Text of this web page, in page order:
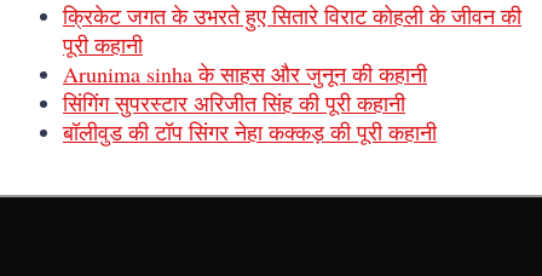
क्रिकेट जगत के उभरते हुए सितारे विराट कोहली के जीवन की
पूरी कहानी
Arunima sinha के साहस और जुनून की कहानी
सिंगिंग सुपरस्टार अरिजीत सिंह की पूरी कहानी
बॉलीवुड की टॉप सिंगर नेहा कक्कड़ की पूरी कहानी